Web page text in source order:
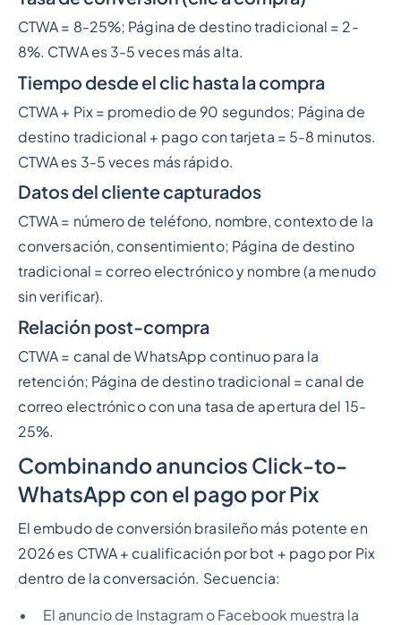
CTWA = 8-25%; Página de destino tradicional = 2-
8%. CTWA es 3-5 veces más alta.
Tiempo desde el clic hasta la compra
CTWA + Pix = promedio de 90 segundos; Página de
destino tradicional + pago con tarjeta = 5-8 minutos.
CTWA es 3-5 veces más rápido.
Datos del cliente capturados
CTWA = número de teléfono, nombre, contexto de la
conversación, consentimiento; Página de destino
tradicional = correo electrónico y nombre (a menudo
sin verificar).
Relación post-compra
CTWA = canal de WhatsApp continuo para la
retención; Página de destino tradicional = canal de
correo electrónico con una tasa de apertura del 15-
25%.
Combinando anuncios Click-to-
WhatsApp con el pago por Pix
El embudo de conversión brasileño más potente en
2026 es CTWA + cualificación por bot + pago por Pix
dentro de la conversación. Secuencia:
El anuncio de Instagram o Facebook muestra la